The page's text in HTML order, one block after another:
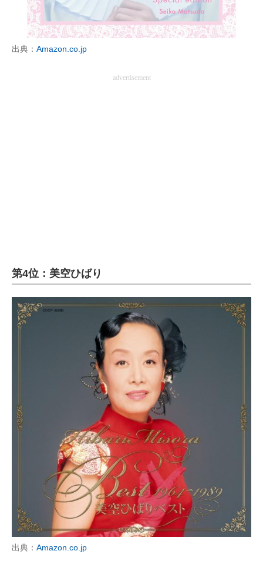
出典： Amazon.co.jp
advertisement
第4位：美空ひばり
出典： Amazon.co.jp